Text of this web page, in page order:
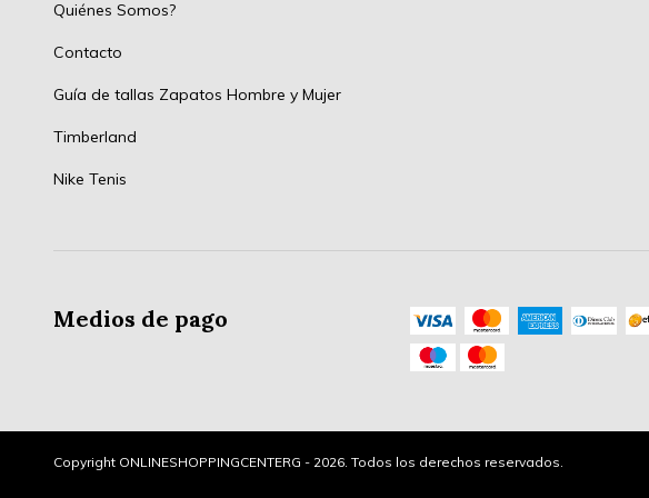
Quiénes Somos?
Contacto
Guía de tallas Zapatos Hombre y Mujer
Timberland
Nike Tenis
Medios de pago
Copyright ONLINESHOPPINGCENTERG - 2026. Todos los derechos reservados.